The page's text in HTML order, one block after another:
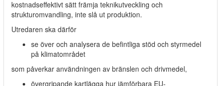
kostnadseffektivt sätt främja teknikutveckling och
strukturomvandling, inte slå ut produktion.
Utredaren ska därför
se över och analysera de befintliga stöd och styrmedel
på klimatområdet
som påverkar användningen av bränslen och drivmedel,
övergripande kartlägga hur jämförbara EU-